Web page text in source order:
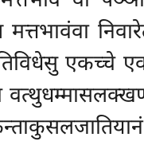
एकच्चे